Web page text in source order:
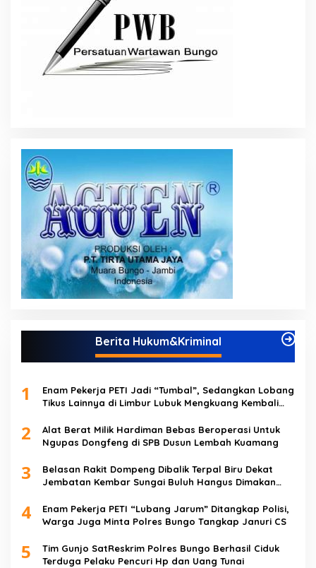
Berita Hukum&Kriminal
1
Enam Pekerja PETI Jadi “Tumbal”, Sedangkan Lobang
Tikus Lainnya di Limbur Lubuk Mengkuang Kembali
2
Alat Berat Milik Hardiman Bebas Beroperasi Untuk
Ngupas Dongfeng di SPB Dusun Lembah Kuamang
3
Belasan Rakit Dompeng Dibalik Terpal Biru Dekat
Jembatan Kembar Sungai Buluh Hangus Dimakan
4
Enam Pekerja PETI “Lubang Jarum” Ditangkap Polisi,
Warga Juga Minta Polres Bungo Tangkap Januri CS
5
Tim Gunjo SatReskrim Polres Bungo Berhasil Ciduk
Terduga Pelaku Pencuri Hp dan Uang Tunai